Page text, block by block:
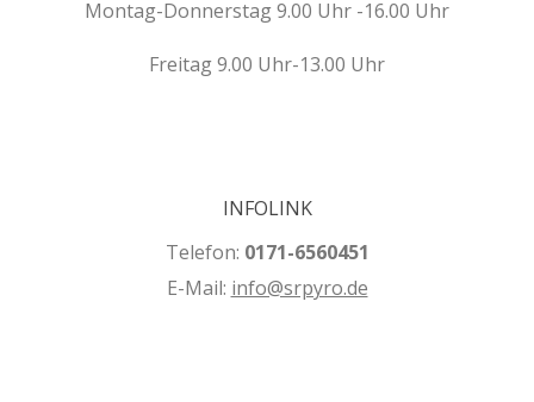
Montag-Donnerstag 9.00 Uhr -16.00 Uhr
Freitag 9.00 Uhr-13.00 Uhr
INFOLINK
Telefon: 0171-6560451
E-Mail: info@srpyro.de